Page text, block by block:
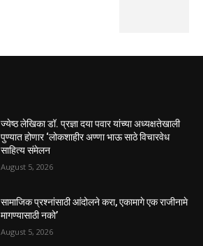
ज्येष्ठ लेखिका डॉ. प्रज्ञा दया पवार यांच्या अध्यक्षतेखाली
पुण्यात होणार ‘लोकशाहीर अण्णा भाऊ साठे विचारवेध
साहित्य संमेलन
August 5, 2026
सामाजिक प्रश्नांसाठी आंदोलने करा, एकामागे एक राजीनामे
मागण्यासाठी नको’
August 5, 2026